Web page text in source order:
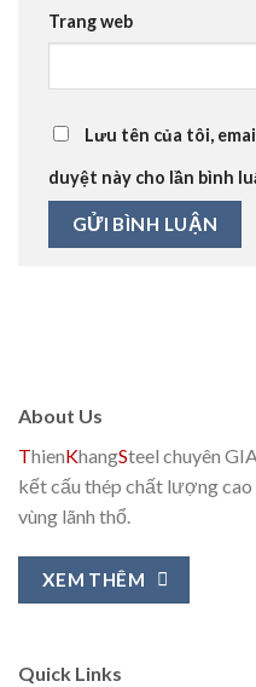
Trang web
Lưu tên của tôi,
duyệt này cho lần bình
About Us
ThienKhangSteel chuyên
kết cấu thép chất lượng cao
vùng lãnh thổ.
XEM THÊM
Quick Links